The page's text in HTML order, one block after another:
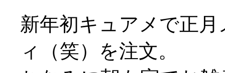
新年初キュアメで正
ィ（笑）を注文。